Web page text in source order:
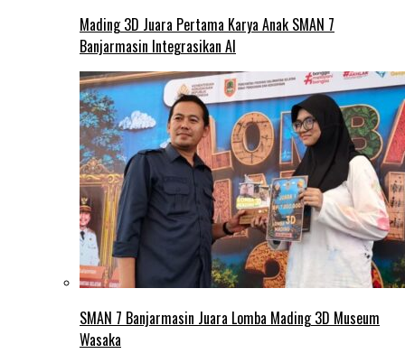
Mading 3D Juara Pertama Karya Anak SMAN 7
Banjarmasin Integrasikan AI
SMAN 7 Banjarmasin Juara Lomba Mading 3D Museum
Wasaka